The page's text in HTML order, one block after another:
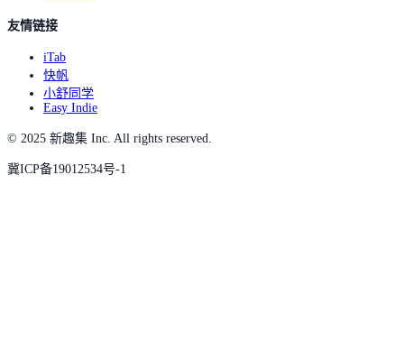
友情链接
iTab
快帆
小舒同学
Easy Indie
© 2025 新趣集 Inc. All rights reserved.
冀ICP备19012534号-1